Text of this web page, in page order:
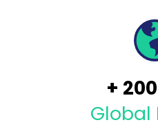
+ 200
Global